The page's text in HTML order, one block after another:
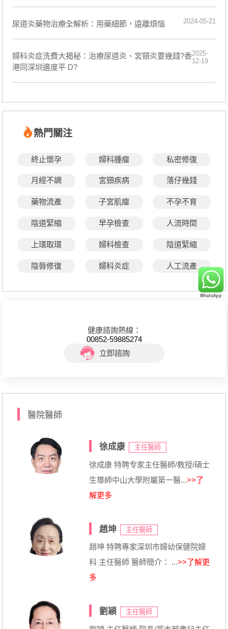
尿道炎藥物治療全解析：用藥細節，遠離煩惱 2024-05-21
婦科炎症洗費大揭秘：治療尿道炎、宮頸炎要幾錢?香
港同深圳邊度平 D?
2025-
12-19
熱門關注
終止懷孕 婦科腫瘤 私密修復
月經不調 宮頸疾病 落仔幾錢
藥物流產 子宮肌瘤 不孕不育
陰道緊縮 早孕檢查 人流時間
上環取環 婦科檢查 陰道緊縮
陰唇修復 婦科炎症 人工流產
健康諮詢熱線：
00852-59885274
立即諮詢
醫院醫師
徐成康 主任醫師
徐成康 特聘专家主任醫師/教授/碩士
生導師中山大學附屬第一醫...>>了
解更多
趙坤 主任醫師
趙坤 特聘專家深圳市婦幼保健院婦
科 主任醫師 醫師簡介： ...>>了解更
多
劉穎 主任醫師